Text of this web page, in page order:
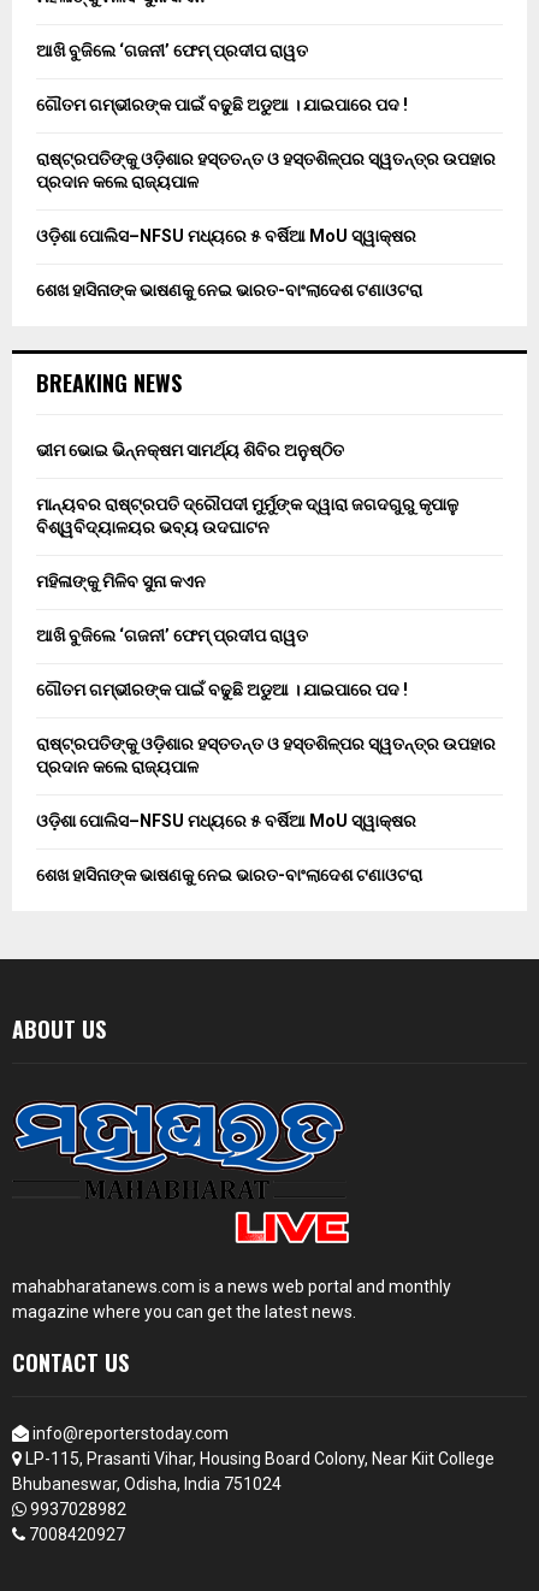
ଆଖି ବୁଜିଲେ ‘ଗଜନୀ’ ଫେମ୍ ପ୍ରଦୀପ ରାୱତ
ଗୌତମ ଗମ୍ଭୀରଙ୍କ ପାଇଁ ବଢୁଛି ଅଡୁଆ । ଯାଇପାରେ ପଦ !
ରାଷ୍ଟ୍ରପତିଙ୍କୁ ଓଡ଼ିଶାର ହସ୍ତତନ୍ତ ଓ ହସ୍ତଶିଳ୍ପର ସ୍ୱତନ୍ତ୍ର ଉପହାର
ପ୍ରଦାନ କଲେ ରାଜ୍ୟପାଳ
ଓଡ଼ିଶା ପୋଲିସ–NFSU ମଧ୍ୟରେ ୫ ବର୍ଷିଆ MoU ସ୍ୱାକ୍ଷର
ଶେଖ ହାସିନାଙ୍କ ଭାଷଣକୁ ନେଇ ଭାରତ-ବାଂଲାଦେଶ ଟଣାଓଟରା
BREAKING NEWS
ଭୀମ ଭୋଇ ଭିନ୍ନକ୍ଷମ ସାମର୍ଥ୍ୟ ଶିବିର ଅନୁଷ୍ଠିତ
ମାନ୍ୟବର ରାଷ୍ଟ୍ରପତି ଦ୍ରୌପଦୀ ମୁର୍ମୁଙ୍କ ଦ୍ୱାରା ଜଗଦଗୁରୁ କୃପାଳୁ
ବିଶ୍ୱବିଦ୍ୟାଳୟର ଭବ୍ୟ ଉଦଘାଟନ
ମହିଳାଙ୍କୁ ମିଳିବ ସୁନା କଏନ
ଆଖି ବୁଜିଲେ ‘ଗଜନୀ’ ଫେମ୍ ପ୍ରଦୀପ ରାୱତ
ଗୌତମ ଗମ୍ଭୀରଙ୍କ ପାଇଁ ବଢୁଛି ଅଡୁଆ । ଯାଇପାରେ ପଦ !
ରାଷ୍ଟ୍ରପତିଙ୍କୁ ଓଡ଼ିଶାର ହସ୍ତତନ୍ତ ଓ ହସ୍ତଶିଳ୍ପର ସ୍ୱତନ୍ତ୍ର ଉପହାର
ପ୍ରଦାନ କଲେ ରାଜ୍ୟପାଳ
ଓଡ଼ିଶା ପୋଲିସ–NFSU ମଧ୍ୟରେ ୫ ବର୍ଷିଆ MoU ସ୍ୱାକ୍ଷର
ଶେଖ ହାସିନାଙ୍କ ଭାଷଣକୁ ନେଇ ଭାରତ-ବାଂଲାଦେଶ ଟଣାଓଟରା
ABOUT US
mahabharatanews.com is a news web portal and monthly
magazine where you can get the latest news.
CONTACT US
info@reporterstoday.com
LP-115, Prasanti Vihar, Housing Board Colony, Near Kiit College
Bhubaneswar, Odisha, India 751024
9937028982
7008420927